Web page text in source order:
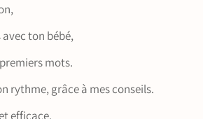
ton bébé,
mots.
rythme, grâce à mes conseils.
efficace.